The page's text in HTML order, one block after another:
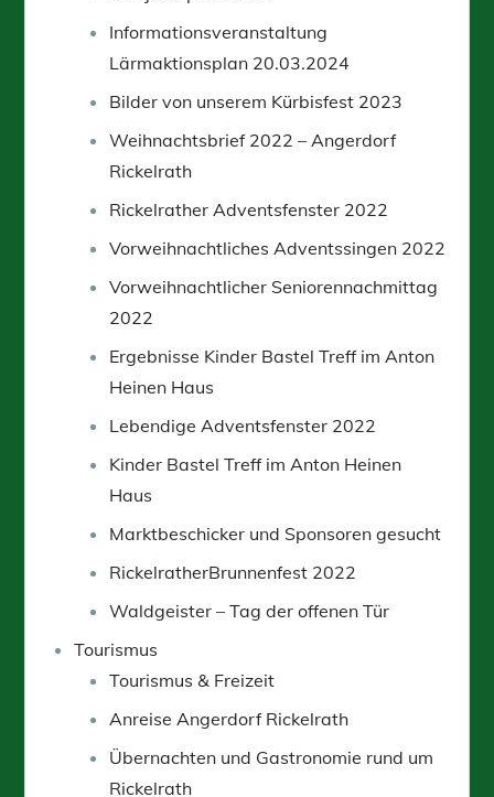
Informationsveranstaltung
Lärmaktionsplan 20.03.2024
Bilder von unserem Kürbisfest 2023
Weihnachtsbrief 2022 – Angerdorf
Rickelrath
Rickelrather Adventsfenster 2022
Vorweihnachtliches Adventssingen 2022
Vorweihnachtlicher Seniorennachmittag
2022
Ergebnisse Kinder Bastel Treff im Anton
Heinen Haus
Lebendige Adventsfenster 2022
Kinder Bastel Treff im Anton Heinen
Haus
Marktbeschicker und Sponsoren gesucht
RickelratherBrunnenfest 2022
Waldgeister – Tag der offenen Tür
Tourismus
Tourismus & Freizeit
Anreise Angerdorf Rickelrath
Übernachten und Gastronomie rund um
Rickelrath